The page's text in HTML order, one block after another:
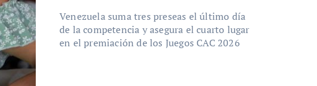
Venezuela suma tres preseas el último día
de la competencia y asegura el cuarto lugar
en el premiación de los Juegos CAC 2026